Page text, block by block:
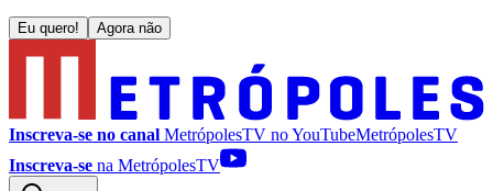
Eu quero! Agora não
Inscreva-se no canal MetrópolesTV noYouTubeMetrópolesTV
Inscreva-se na MetrópolesTV